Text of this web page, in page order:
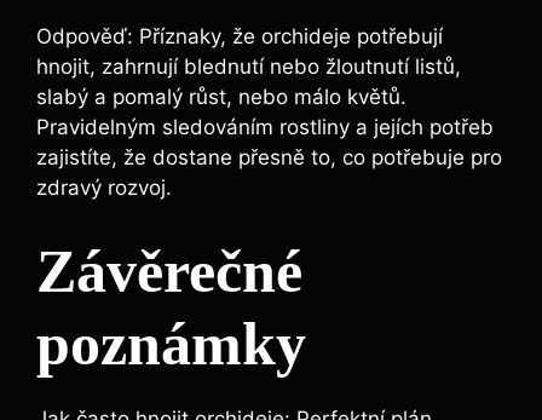
Odpověď: Příznaky,⁢ že orchideje potřebují
hnojit, zahrnují blednutí​ nebo ⁤žloutnutí‌ listů,
slabý a pomalý růst, nebo málo květů.
Pravidelným sledováním rostliny a jejích potřeb
zajistíte, že dostane přesně⁢ to, co potřebuje ⁣pro⁣
zdravý rozvoj.
Závěrečné
⁤poznámky